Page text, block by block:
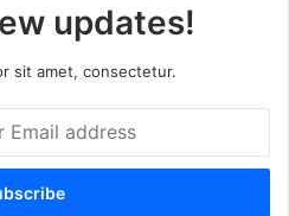
updates!
sit amet, consectetur.